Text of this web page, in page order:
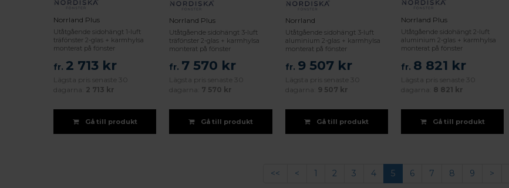
Norrland Plus
Utåtgående sidohängt 1-luft
träfönster 2-glas + karmhylsa
monterat på fönster
fr. 2 713 kr
Lägsta pris senaste 30
dagarna: 2 713 kr
Gå till produkt
Norrland Plus
Utåtgående sidohängt 3-luft
träfönster 2-glas + karmhylsa
monterat på fönster
fr. 7 570 kr
Lägsta pris senaste 30
dagarna: 7 570 kr
Gå till produkt
Norrland
Utåtgående sidohängt 3-luft
aluminium 2-glas + karmhylsa
monterat på fönster
fr. 9 507 kr
Lägsta pris senaste 30
dagarna: 9 507 kr
Gå till produkt
Norrland Plus
Utåtgående sidohängt 2-luft
aluminium 2-glas + karmhylsa
monterat på fönster
fr. 8 821 kr
Lägsta pris senaste 30
dagarna: 8 821 kr
Gå till produkt
<< < 1 2 3 4 5 6 7 8 9 >